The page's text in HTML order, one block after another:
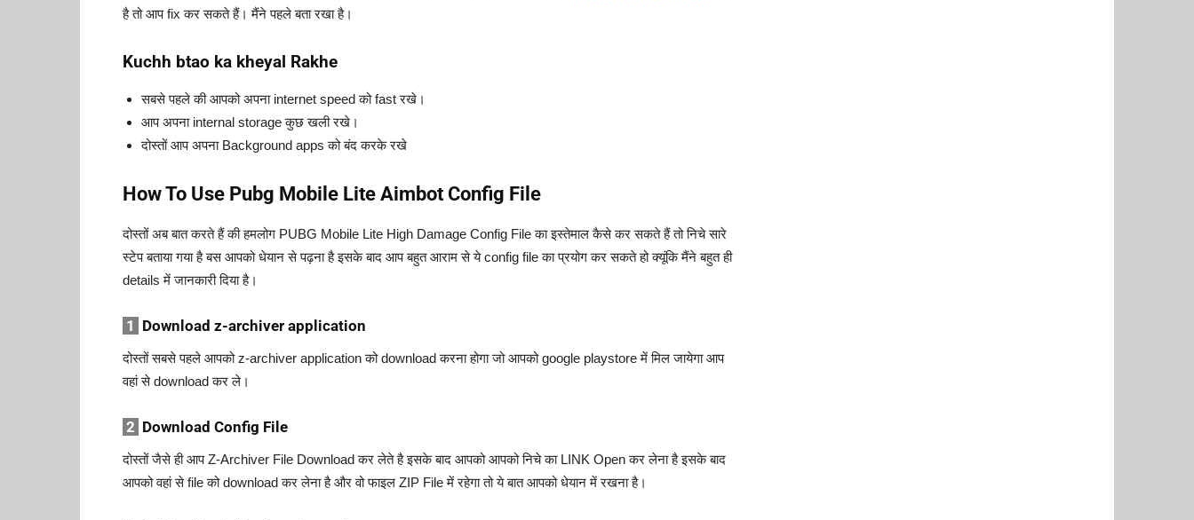
है तो आप fix कर सकते हैं। मैंने पहले बता रखा है।
Kuchh btao ka kheyal Rakhe
सबसे पहले की आपको अपना internet speed को fast रखे।
आप अपना internal storage कुछ खली रखे।
दोस्तों आप अपना Background apps को बंद करके रखे
How To Use Pubg Mobile Lite Aimbot Config File
दोस्तों अब बात करते हैं की हमलोग PUBG Mobile Lite High Damage Config File का इस्तेमाल कैसे कर सकते हैं तो निचे सारे
स्टेप बताया गया है बस आपको धेयान से पढ़ना है इसके बाद आप बहुत आराम से ये config file का प्रयोग कर सकते हो क्यूंकि मैंने बहुत ही
details में जानकारी दिया है।
1 Download z-archiver application
दोस्तों सबसे पहले आपको z-archiver application को download करना होगा जो आपको google playstore में मिल जायेगा आप
वहां से download कर ले।
2 Download Config File
दोस्तों जैसे ही आप Z-Archiver File Download कर लेते है इसके बाद आपको आपको निचे का LINK Open कर लेना है इसके बाद
आपको वहां से file को download कर लेना है और वो फाइल ZIP File में रहेगा तो ये बात आपको धेयान में रखना है।